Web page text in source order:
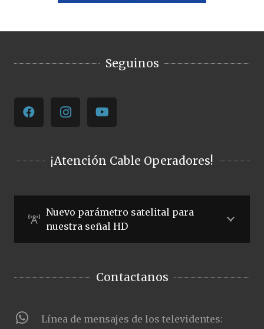
Seguinos
¡Atención Cable Operadores!
Nuevo parámetro satelital para
nuestra señal HD
Contactanos
Línea de mensajes de los televidentes: